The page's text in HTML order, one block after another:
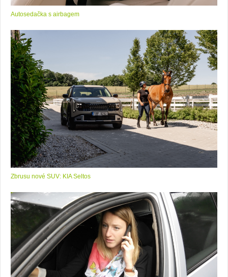
Autosedačka s airbagem
Zbrusu nové SUV: KIA Seltos